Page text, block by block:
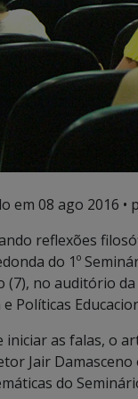
em 08 ago 2016 •
reflexões
do 1º
(7), no auditório
Políticas
iniciar as falas, o
Jair
do